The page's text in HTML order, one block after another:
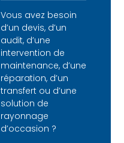
Vous avez besoin
d’un devis, d’un
audit, d’une
intervention de
maintenance, d’une
réparation, d’un
transfert ou d’une
solution de
rayonnage
d’occasion ?